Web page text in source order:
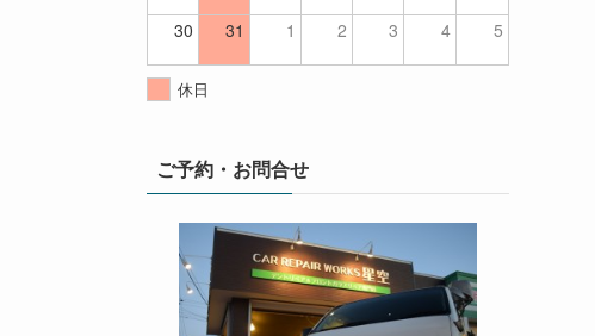
30 31 1 2 3 4 5
休日
ご予約・お問合せ